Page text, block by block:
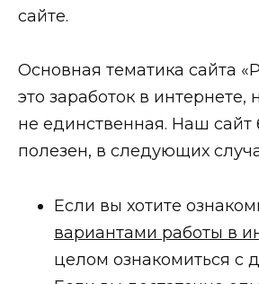
сайте.
Основная тематика сайта
это заработок в интернете,
не единственная. Наш сайт
полезен, в следующих
Если вы хотите
вариантами работы в
целом ознакомиться с